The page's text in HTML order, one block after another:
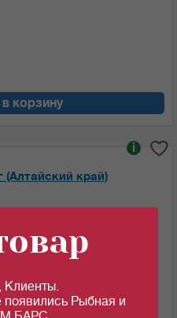
корзину
край)
i
Рыбная и